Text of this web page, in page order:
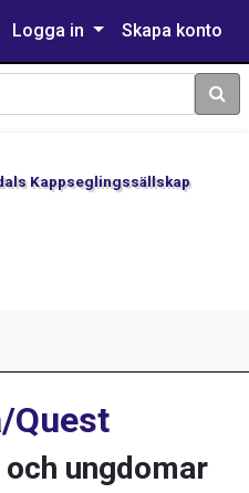
Logga in Skapa konto
Sök
Kappseglingssällskap
Quest
ungdomar